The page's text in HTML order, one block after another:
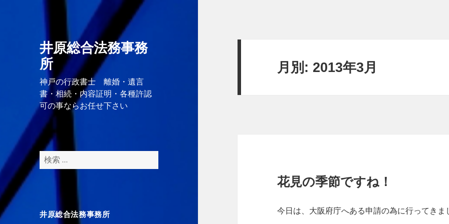
井原総合法務事務
所
神戸の行政書士 離婚・遺言
書・相続・内容証明・各種許認
可の事ならお任せ下さい
検
索
井原総合法務事務所
月別: 2013年3月
花見の季節ですね！
今日は、大阪府庁へある申請の為に行ってきま